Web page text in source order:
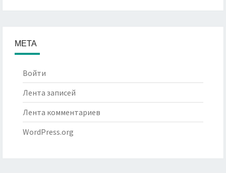
МЕТА
Войти
Лента записей
Лента комментариев
WordPress.org